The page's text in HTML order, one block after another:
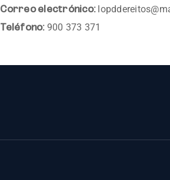
Correo electrónico:
Teléfono:900 373 371